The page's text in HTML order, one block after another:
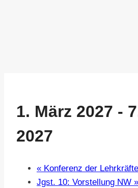
1. März 2027 -
2027
« Konferenz der
Jgst. 10: Vorstellung NW »